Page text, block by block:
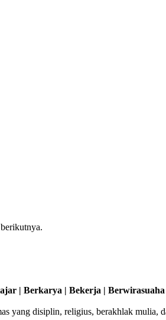
| Berkarya | Bekerja | Berwirasuaha
yang disiplin, religius, berakhlak mulia,